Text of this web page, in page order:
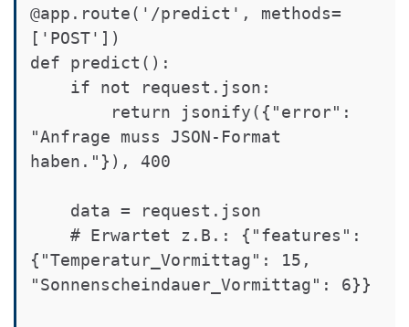
@app.route('/predict', methods=
['POST'])
def predict():
"Anfrage muss JSON-Format
haben."}), 400
{"Temperatur_Vormittag": 15,
"Sonnenscheindauer_Vormittag": 6}}